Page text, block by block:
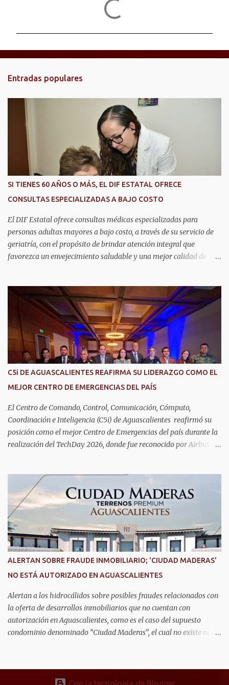
n
t
Entradas populares
SI TIENES 60 AÑOS O MÁS, EL DIF ESTATAL OFRECE
CONSULTAS ESPECIALIZADAS A BAJO COSTO
El DIF Estatal ofrece consultas médicas especializadas para
personas adultas mayores a bajo costo, a través de su servicio de
geriatría, con el propósito de brindar atención integral que
favorezca un envejecimiento saludable y una mejor calidad de
fundamentalmente en la prevención, el diagnóstico y tratamiento
de las enfermedades más comunes en las personas mayores de 60
años, como diabetes, hipertensión, deterioro cognitivo y
alzhéimer, entre otros padecimientos. "Nuestros adultos mayores
son el corazón de muchas familias y merecen todo nuestro respeto,
cuidado y reconocimiento; por eso, en el DIF Estatal impulsamos
servicios que les ayuden a cuidar su salud y a vivir esta etapa con
presidenta del DIF Estatal. Para acceder al servicio, las y los
interesados deben acudir a la Dirección de Servi...
C5i DE AGUASCALIENTES REAFIRMA SU LIDERAZGO COMO EL
MEJOR CENTRO DE EMERGENCIAS DEL PAÍS
El Centro de Comando, Control, Comunicación, Cómputo,
Coordinación e Inteligencia (C5i) de Aguascalientes reafirmó su
posición como el mejor Centro de Emergencias del país durante la
realización del TechDay 2026, donde fue reconocido por Airbus
seguridad pública y la atención de emergencias. Este encuentro
reunió a autoridades, especialistas nacionales e internacionales y
representantes de instituciones de seguridad para intercambiar
conocimientos y conocer las tendencias más avanzadas en la
materia. La titular del C5i, Michelle Olmos Álvarez, señaló que este
reconocimiento es resultado de la capacidad operativa, la
infraestructura tecnológica de vanguardia y los modelos
innovadores de coordinación institucional que distinguen al C5i de
Aguascalientes, posicionándose como un referente nacional en
materia de atención de emergencias. "Bajo el liderazgo de la
goberna...
ALERTAN SOBRE FRAUDE INMOBILIARIO; 'CIUDAD MADERAS'
NO ESTÁ AUTORIZADO EN AGUASCALIENTES
Alertan a los hidrocálidos sobre posibles fraudes relacionados con
la oferta de desarrollos inmobiliarios que no cuentan con
autorización en Aguascalientes, como es el caso del supuesto
condominio denominado “Ciudad Maderas”, el cual no existe ni
Municipal. Explicó que dicho desarrollo corresponde a otro
estado, específicamente Jalisco, por lo que la promoción de